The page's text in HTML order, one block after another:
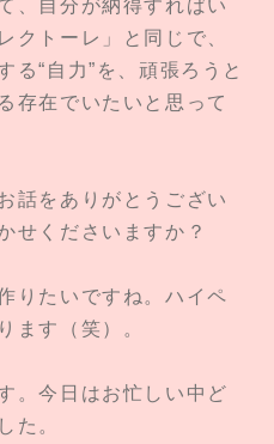
、自分が納得すればい
クトーレ」と同じで、
る“自力”を、頑張ろうと
存在でいたいと思って
話をありがとうござい
せくださいますか？
りたいですね。ハイペ
ます（笑）。
。今日はお忙しい中ど
た。